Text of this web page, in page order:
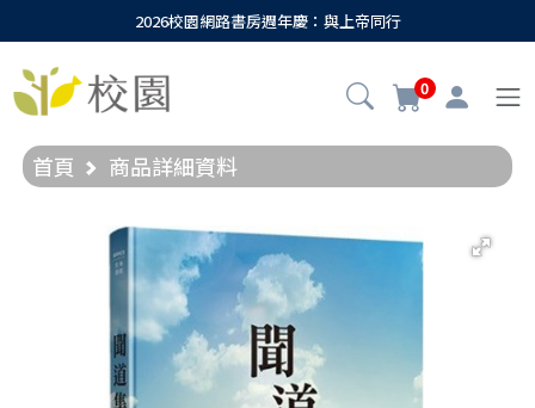
2026校園網路書房週年慶：與上帝同行
0
首頁 商品詳細資料